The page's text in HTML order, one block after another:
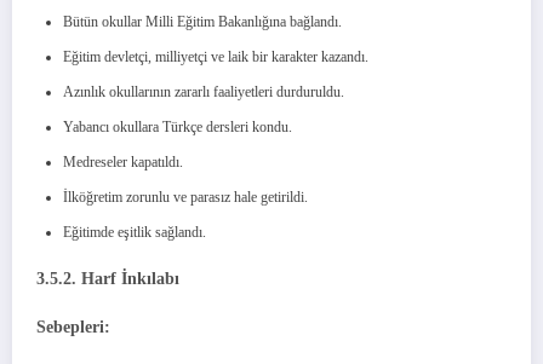
Bütün okullar Milli Eğitim Bakanlığına bağlandı.
Eğitim devletçi, milliyetçi ve laik bir karakter kazandı.
Azınlık okullarının zararlı faaliyetleri durduruldu.
Yabancı okullara Türkçe dersleri kondu.
Medreseler kapatıldı.
İlköğretim zorunlu ve parasız hale getirildi.
Eğitimde eşitlik sağlandı.
3.5.2. Harf İnkılabı
Sebepleri: